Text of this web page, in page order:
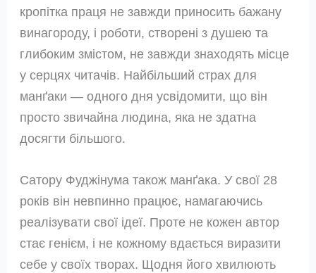
кропітка праця не завжди приносить бажану
винагороду, і роботи, створені з душею та
глибоким змістом, не завжди знаходять місце
у серцях читачів. Найбільший страх для
манґаки — одного дня усвідомити, що він
просто звичайна людина, яка не здатна
досягти більшого.
Сатору Фуджінума також манґака. У свої 28
років він невпинно працює, намагаючись
реалізувати свої ідеї. Проте не кожен автор
стає генієм, і не кожному вдається виразити
себе у своїх творах. Щодня його хвилюють